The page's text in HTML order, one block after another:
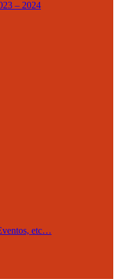
– 2024
etc…